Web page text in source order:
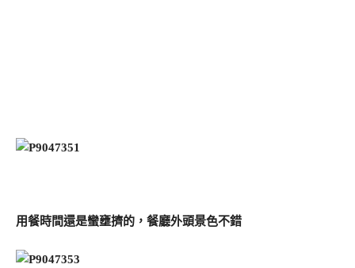
用餐時間還是蠻壅擠的，餐廳外頭景色不錯